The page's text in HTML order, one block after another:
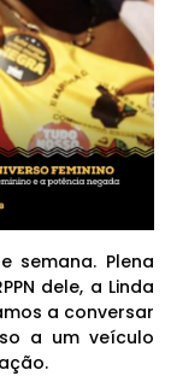
semana. Plena
dele, a Linda
a conversar
a um veículo